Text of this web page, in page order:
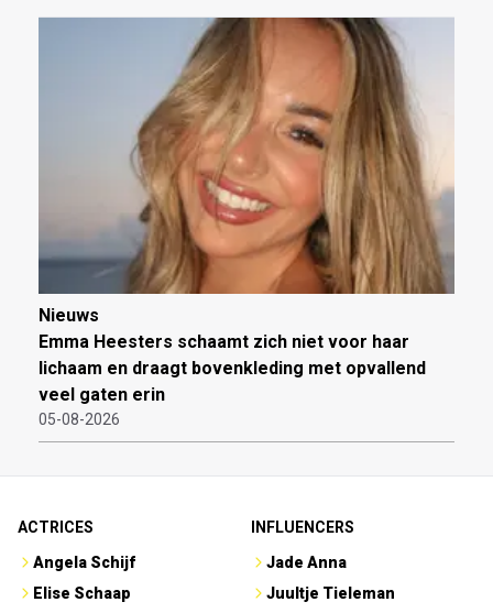
Nieuws
Emma Heesters schaamt zich niet voor haar
lichaam en draagt bovenkleding met opvallend
veel gaten erin
05-08-2026
ACTRICES
Angela Schijf
Elise Schaap
INFLUENCERS
Jade Anna
Juultje Tieleman